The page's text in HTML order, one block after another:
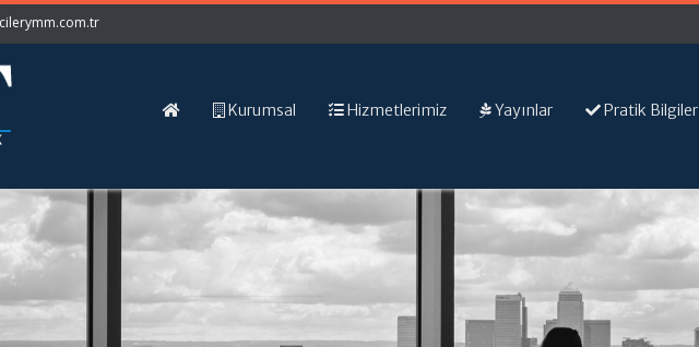
Kurumsal Hizmetlerimiz Yayınlar Pratik Bilgiler